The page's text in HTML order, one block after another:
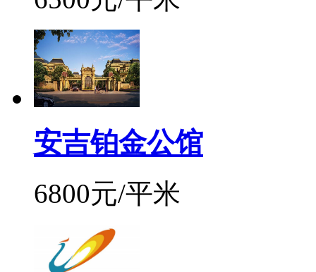
安吉铂金公馆
6800元/平米